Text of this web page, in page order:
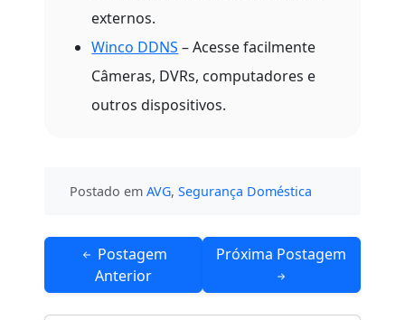
externos.
Winco DDNS – Acesse facilmente
Câmeras, DVRs, computadores e
outros dispositivos.
Postado emAVG,Segurança Doméstica
Navegação
Post
Postagem
Anterior
Próxima Postagem